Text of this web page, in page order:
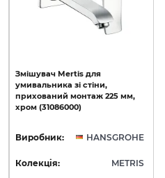
Змішувач Mertis для
умивальника зі стіни,
прихований монтаж 225 мм,
хром (31086000)
Виробник: HANSGROHE
Колекція: METRIS